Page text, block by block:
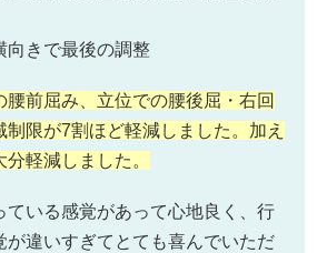
向きで最後の調整
前屈み、立位での腰後屈・右回
限が7割ほど軽減しました。加え
軽減しました。
ている感覚があって心地良く、行
が違いすぎてとても喜んでいただ